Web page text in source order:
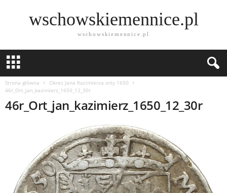
wschowskiemennice.pl
wschowskiemennice.pl
Strona główna
Okres Jana Kazimierza orty 1650
46r_Ort_jan_kazimierz_1650_12_30r
46r_Ort_jan_kazimierz_1650_12_30r